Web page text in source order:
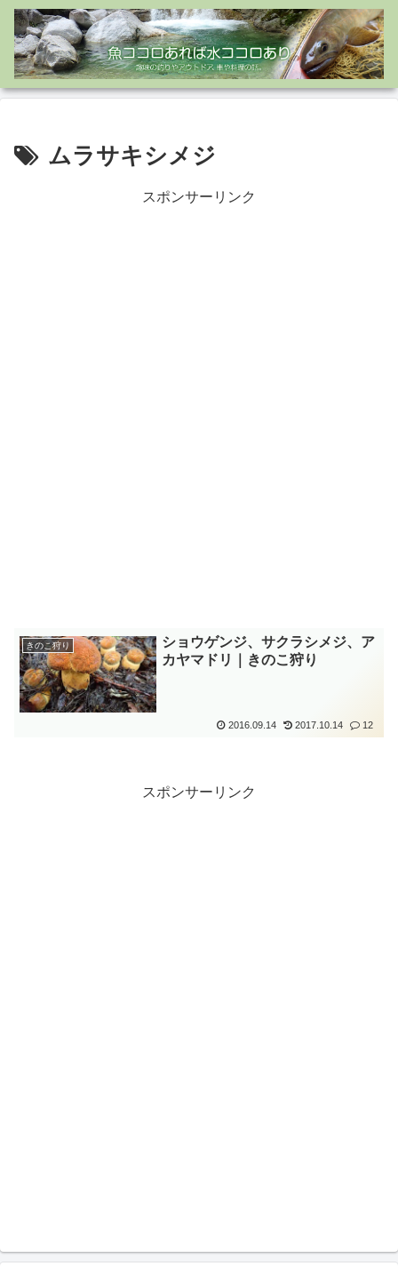
ムラサキシメジ
スポンサーリンク
きのこ狩り
ショウゲンジ、サクラシメジ、ア
カヤマドリ｜きのこ狩り
2016.09.14 2017.10.14 12
スポンサーリンク